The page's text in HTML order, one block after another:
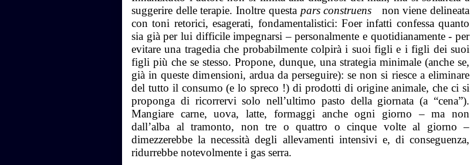
suggerire delle terapie. Inoltre questa pars construens non viene delineata
con toni retorici, esagerati, fondamentalistici: Foer infatti confessa quanto
sia già per lui difficile impegnarsi – personalmente e quotidianamente - per
evitare una tragedia che probabilmente colpirà i suoi figli e i figli dei suoi
figli più che se stesso. Propone, dunque, una strategia minimale (anche se,
già in queste dimensioni, ardua da perseguire): se non si riesce a eliminare
del tutto il consumo (e lo spreco !) di prodotti di origine animale, che ci si
proponga di ricorrervi solo nell’ultimo pasto della giornata (a “cena”).
Mangiare carne, uova, latte, formaggi anche ogni giorno – ma non
dall’alba al tramonto, non tre o quattro o cinque volte al giorno –
dimezzerebbe la necessità degli allevamenti intensivi e, di conseguenza,
ridurrebbe notevolmente i gas serra.